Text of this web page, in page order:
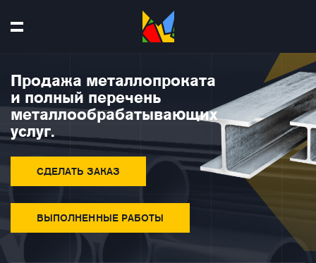
Продажа металлопроката
и полный перечень
металлообрабатывающих
услуг.
СДЕЛАТЬ ЗАКАЗ
ВЫПОЛНЕННЫЕ РАБОТЫ